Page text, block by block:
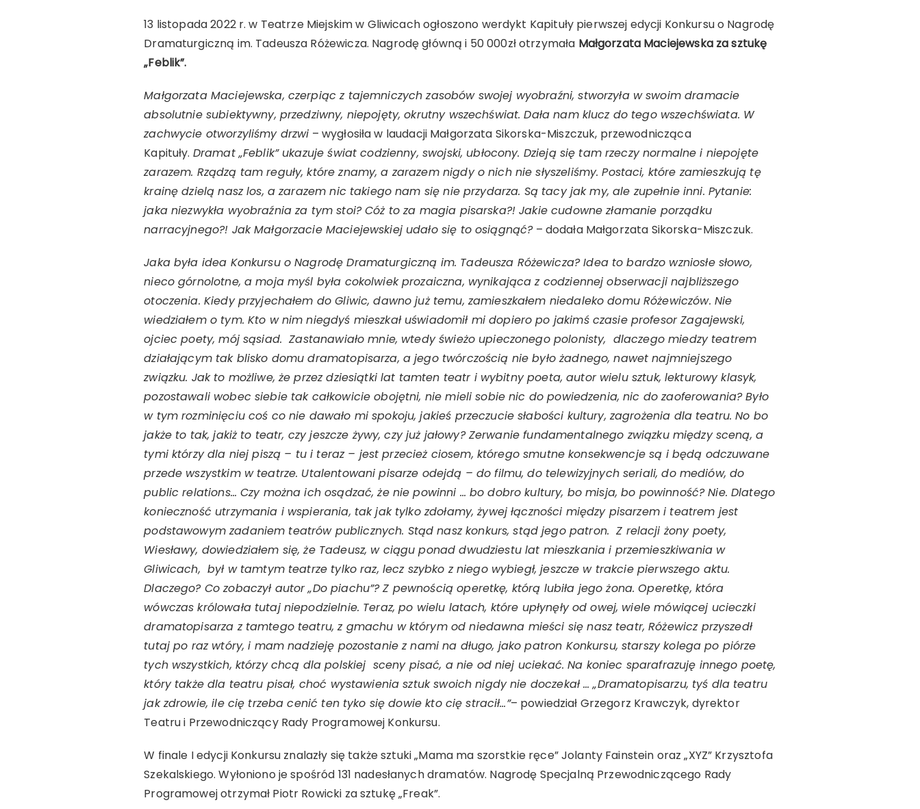
13 listopada 2022 r. w Teatrze Miejskim w Gliwicach ogłoszono werdykt Kapituły pierwszej edycji Konkursu o Nagrodę
Dramaturgiczną im. Tadeusza Różewicza. Nagrodę główną i 50 000zł otrzymała Małgorzata Maciejewska za sztukę
„Feblik”.
Małgorzata Maciejewska, czerpiąc z tajemniczych zasobów swojej wyobraźni, stworzyła w swoim dramacie
absolutnie subiektywny, przedziwny, niepojęty, okrutny wszechświat. Dała nam klucz do tego wszechświata. W
zachwycie otworzyliśmy drzwi – wygłosiła w laudacji Małgorzata Sikorska-Miszczuk, przewodnicząca
Kapituły. Dramat „Feblik” ukazuje świat codzienny, swojski, ubłocony. Dzieją się tam rzeczy normalne i niepojęte
zarazem. Rządzą tam reguły, które znamy, a zarazem nigdy o nich nie słyszeliśmy. Postaci, które zamieszkują tę
krainę dzielą nasz los, a zarazem nic takiego nam się nie przydarza. Są tacy jak my, ale zupełnie inni. Pytanie:
jaka niezwykła wyobraźnia za tym stoi? Cóż to za magia pisarska?! Jakie cudowne złamanie porządku
narracyjnego?! Jak Małgorzacie Maciejewskiej udało się to osiągnąć?– dodała Małgorzata Sikorska-Miszczuk.
Jaka była idea Konkursu o Nagrodę Dramaturgiczną im. Tadeusza Różewicza? Idea to bardzo wzniosłe słowo,
nieco górnolotne, a moja myśl była cokolwiek prozaiczna, wynikająca z codziennej obserwacji najbliższego
otoczenia. Kiedy przyjechałem do Gliwic, dawno już temu, zamieszkałem niedaleko domu Różewiczów. Nie
wiedziałem o tym. Kto w nim niegdyś mieszkał uświadomił mi dopiero po jakimś czasie profesor Zagajewski,
ojciec poety, mój sąsiad. Zastanawiało mnie, wtedy świeżo upieczonego polonisty, dlaczego miedzy teatrem
działającym tak blisko domu dramatopisarza, a jego twórczością nie było żadnego, nawet najmniejszego
związku. Jak to możliwe, że przez dziesiątki lat tamten teatr i wybitny poeta, autor wielu sztuk, lekturowy klasyk,
pozostawali wobec siebie tak całkowicie obojętni, nie mieli sobie nic do powiedzenia, nic do zaoferowania? Było
w tym rozminięciu coś co nie dawało mi spokoju, jakieś przeczucie słabości kultury, zagrożenia dla teatru. No bo
jakże to tak, jakiż to teatr, czy jeszcze żywy, czy już jałowy? Zerwanie fundamentalnego związku między sceną, a
tymi którzy dla niej piszą – tu i teraz – jest przecież ciosem, którego smutne konsekwencje są i będą odczuwane
przede wszystkim w teatrze. Utalentowani pisarze odejdą – do filmu, do telewizyjnych seriali, do mediów, do
public relations… Czy można ich osądzać, że nie powinni … bo dobro kultury, bo misja, bo powinność? Nie. Dlatego
konieczność utrzymania i wspierania, tak jak tylko zdołamy, żywej łączności między pisarzem i teatrem jest
podstawowym zadaniem teatrów publicznych. Stąd nasz konkurs, stąd jego patron. Z relacji żony poety,
Wiesławy, dowiedziałem się, że Tadeusz, w ciągu ponad dwudziestu lat mieszkania i przemieszkiwania w
Gliwicach, był w tamtym teatrze tylko raz, lecz szybko z niego wybiegł, jeszcze w trakcie pierwszego aktu.
Dlaczego? Co zobaczył autor „Do piachu”? Z pewnością operetkę, którą lubiła jego żona. Operetkę, która
wówczas królowała tutaj niepodzielnie. Teraz, po wielu latach, które upłynęły od owej, wiele mówiącej ucieczki
dramatopisarza z tamtego teatru, z gmachu w którym od niedawna mieści się nasz teatr, Różewicz przyszedł
tutaj po raz wtóry, i mam nadzieję pozostanie z nami na długo, jako patron Konkursu, starszy kolega po piórze
tych wszystkich, którzy chcą dla polskiej sceny pisać, a nie od niej uciekać. Na koniec sparafrazuję innego poetę,
który także dla teatru pisał, choć wystawienia sztuk swoich nigdy nie doczekał … „Dramatopisarzu, tyś dla teatru
jak zdrowie, ile cię trzeba cenić ten tyko się dowie kto cię stracił…”– powiedział Grzegorz Krawczyk, dyrektor
Teatru i Przewodniczący Rady Programowej Konkursu.
W finale I edycji Konkursu znalazły się także sztuki „Mama ma szorstkie ręce” Jolanty Fainstein oraz „XYZ” Krzysztofa
Szekalskiego. Wyłoniono je spośród 131 nadesłanych dramatów. Nagrodę Specjalną Przewodniczącego Rady
Programowej otrzymał Piotr Rowicki za sztukę „Freak”.